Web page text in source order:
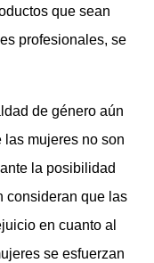
que sean
profesionales, se
de género aún
las mujeres no son
la posibilidad
consideran que las
en cuanto al
se esfuerzan